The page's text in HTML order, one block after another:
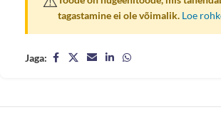
tagastamine ei ole võimalik. Loe
Jaga: